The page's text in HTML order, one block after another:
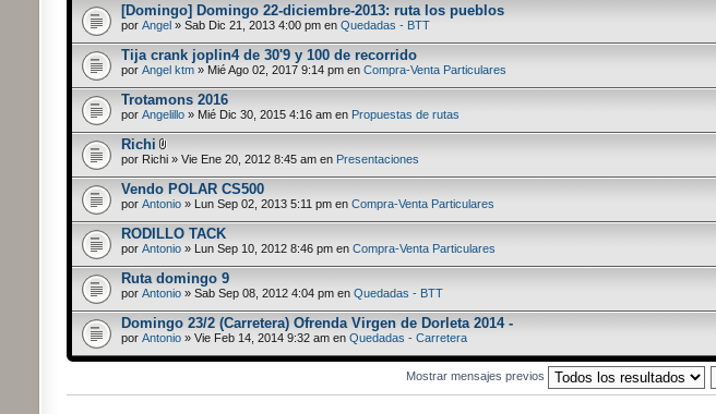
[Domingo] Domingo 22-diciembre-2013: ruta los pueblos
por Angel» Sab Dic 21, 2013 4:00 pm en Quedadas - BTT
Tija crank joplin4 de 30'9 y 100 de recorrido
por Angel ktm» Mié Ago 02, 2017 9:14 pm en Compra-Venta Particulares
Trotamons 2016
por Angelillo» Mié Dic 30, 2015 4:16 am en Propuestas de rutas
Richi
por Richi » Vie Ene 20, 2012 8:45 am en Presentaciones
Vendo POLAR CS500
por Antonio» Lun Sep 02, 2013 5:11 pm en Compra-Venta Particulares
RODILLO TACK
por Antonio» Lun Sep 10, 2012 8:46 pm en Compra-Venta Particulares
Ruta domingo 9
por Antonio» Sab Sep 08, 2012 4:04 pm en Quedadas - BTT
Domingo 23/2 (Carretera) Ofrenda Virgen de Dorleta 2014 -
por Antonio» Vie Feb 14, 2014 9:32 am en Quedadas - Carretera
Mostrar mensajes previos